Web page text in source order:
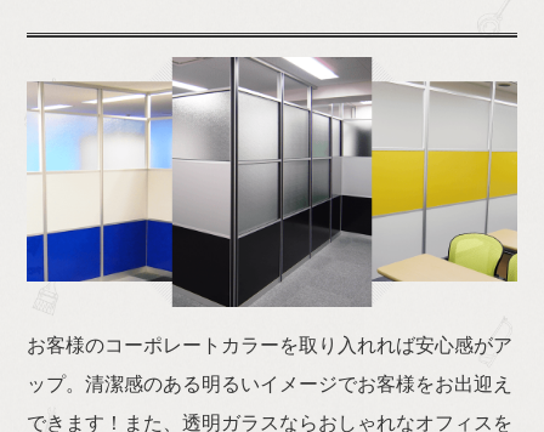
お客様のコーポレートカラーを取り入れれば安心感がア
ップ。清潔感のある明るいイメージでお客様をお出迎え
できます！また、透明ガラスならおしゃれなオフィスを